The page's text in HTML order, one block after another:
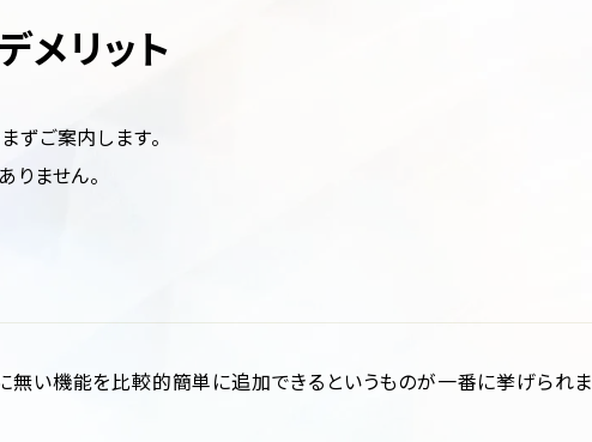
メリット
ずご案内します。
ません。
無い機能を比較的簡単に追加できるというものが一番に挙げられま